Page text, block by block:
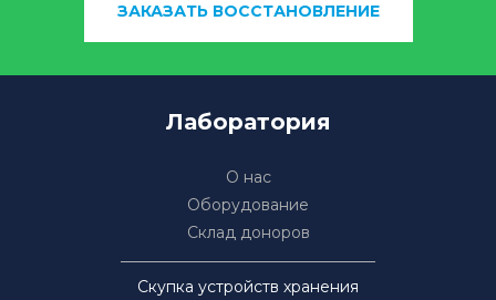
ЗАКАЗАТЬ ВОССТАНОВЛЕНИЕ
Лаборатория
О нас
Оборудование
Склад доноров
Скупка устройств хранения